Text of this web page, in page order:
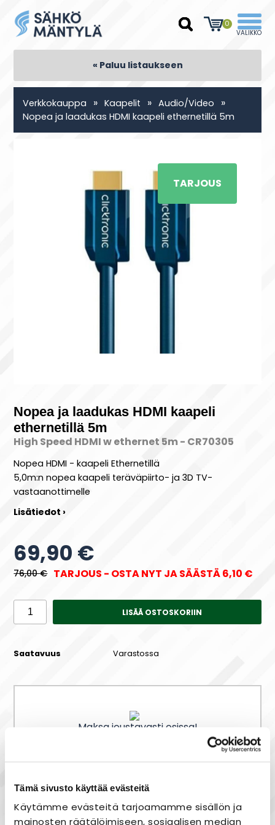
Tämä sivusto käyttää evästeitä
Käytämme evästeitä tarjoamamme sisällön ja
mainosten räätälöimiseen, sosiaalisen median
0
« Paluu listaukseen
Verkkokauppa » Kaapelit » Audio/Video »
Nopea ja laadukas HDMI kaapeli ethernetillä 5m
TARJOUS
Nopea ja laadukas HDMI kaapeli
ethernetillä 5m
High Speed HDMI w ethernet 5m - CR70305
Nopea HDMI - kaapeli Ethernetillä
5,0m:n nopea kaapeli teräväpiirto- ja 3D TV-
vastaanottimelle
Lisätiedot ›
69,90 €
76,00 € TARJOUS - OSTA NYT JA SÄÄSTÄ 6,10 €
LISÄÄ OSTOSKORIIN
Saatavuus Varastossa
Maksa joustavasti osissa!
Nopea toimitus
Heti varastosta